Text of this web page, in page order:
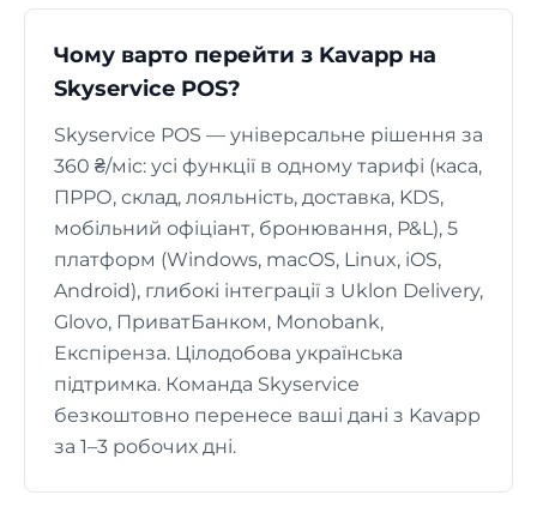
Чому варто перейти з Kavapp на
Skyservice POS?
Skyservice POS — універсальне рішення за
360 ₴/міс: усі функції в одному тарифі (каса,
ПРРО, склад, лояльність, доставка, KDS,
мобільний офіціант, бронювання, P&L), 5
платформ (Windows, macOS, Linux, iOS,
Android), глибокі інтеграції з Uklon Delivery,
Glovo, ПриватБанком, Monobank,
Експіренза. Цілодобова українська
підтримка. Команда Skyservice
безкоштовно перенесе ваші дані з Kavapp
за 1–3 робочих дні.